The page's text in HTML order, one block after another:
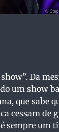
Da
um show
que sabe
cessam de
sempre